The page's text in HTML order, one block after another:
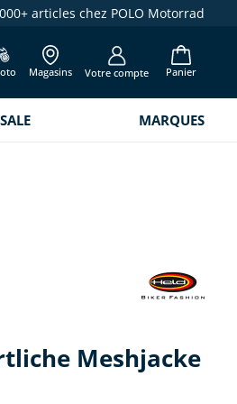
articles chez POLO Motorrad
Magasins Votre compte Panier
SALE MARQUES
Meshjacke